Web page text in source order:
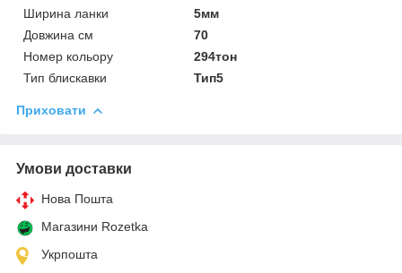
Ширина ланки
5мм
Довжина см
70
Номер кольору
294тон
Тип блискавки
Тип5
Приховати
Умови доставки
Нова Пошта
Магазини Rozetka
Укрпошта